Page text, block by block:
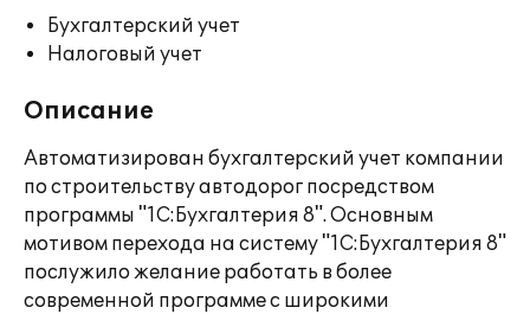
Бухгалтерский учет
Налоговый учет
Описание
Автоматизирован бухгалтерский учет компании
по строительству автодорог посредством
программы "1С:Бухгалтерия 8". Основным
мотивом перехода на систему "1С:Бухгалтерия 8"
послужило желание работать в более
современной программе с широкими